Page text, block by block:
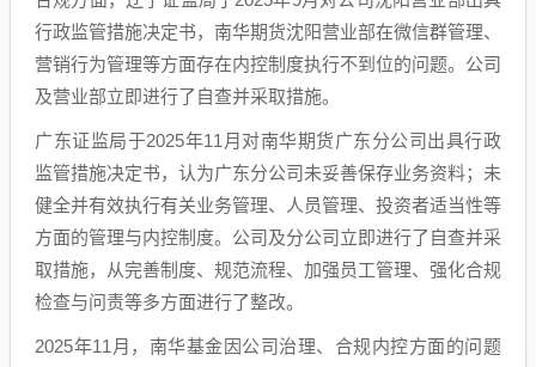
行政监管措施决定书，南华期货沈阳营业部在微信群管理、
营销行为管理等方面存在内控制度执行不到位的问题。公司
及营业部立即进行了自查并采取措施。
广东证监局于2025年11月对南华期货广东分公司出具行政
监管措施决定书，认为广东分公司未妥善保存业务资料；未
健全并有效执行有关业务管理、人员管理、投资者适当性等
方面的管理与内控制度。公司及分公司立即进行了自查并采
取措施，从完善制度、规范流程、加强员工管理、强化合规
检查与问责等多方面进行了整改。
2025年11月，南华基金因公司治理、合规内控方面的问题